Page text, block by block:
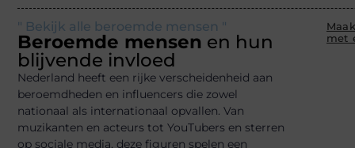
" Bekijk alle beroemde mensen "
Beroemde mensen en hun
blijvende invloed
Nederland heeft een rijke verscheidenheid aan
beroemdheden en influencers die zowel
nationaal als internationaal opvallen. Van
muzikanten en acteurs tot YouTubers en sterren
op sociale media, deze figuren spelen een
met